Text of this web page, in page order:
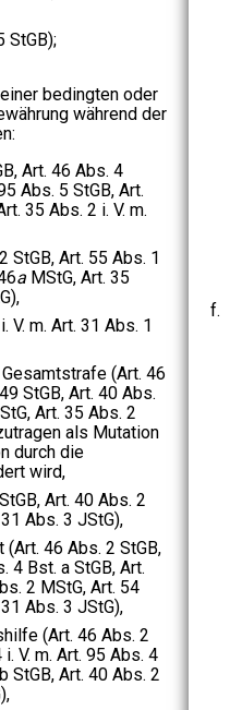
StGB);
bedingten oder
während der
Art. 46 Abs. 4
Abs. 5 StGB, Art.
35 Abs. 2 i. V. m.
StGB, Art. 55 Abs. 1
aMStG, Art. 35
V. m. Art. 31 Abs. 1
(Art. 46
StGB, Art. 40 Abs.
Art. 35 Abs. 2
als Mutation
durch die
wird,
Art. 40 Abs. 2
Abs. 3 JStG),
46 Abs. 2 StGB,
4 Bst. a StGB, Art.
2 MStG, Art. 54
Abs. 3 JStG),
(Art. 46 Abs. 2
V. m. Art. 95 Abs. 4
StGB, Art. 40 Abs. 2
f.